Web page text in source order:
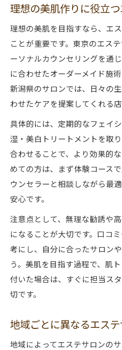
理想の美肌作りに役立
理想の美肌を目指すなら、エ
ことが重要です。東京のエス
ーソナルカウンセリングを通
に合わせたオーダーメイド施
新潟県のサロンでは、日々の
わせたケアを提案してくれる店
具体的には、定期的なフェイ
湿・美白トリートメントを取
合わせることで、より効果的
めての方は、まず体験コース
ウンセラーと相談しながら最
安心です。
注意点として、無理な勧誘や
になることが大切です。口コ
考にし、自分に合ったサロン
う。美肌を目指す過程で、肌
付いた場合は、すぐに担当ス
切です。
地域ごとに異なるエス
地域によってエステサロンの